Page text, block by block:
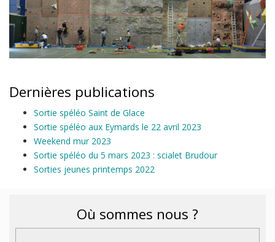
Dernières publications
Sortie spéléo Saint de Glace
Sortie spéléo aux Eymards le 22 avril 2023
Weekend mur 2023
Sortie spéléo du 5 mars 2023 : scialet Brudour
Sorties jeunes printemps 2022
Où sommes nous ?